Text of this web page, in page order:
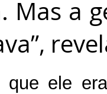
Mas a
que ele